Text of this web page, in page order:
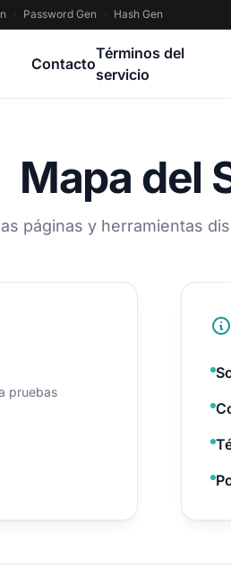
· Password Gen · Hash Gen
Contacto
Términos del
servicio
Mapa del
páginas y herramientas
pruebas